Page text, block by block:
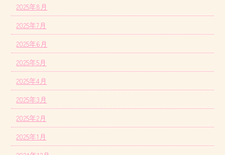
2025年8月
2025年7月
2025年6月
2025年5月
2025年4月
2025年3月
2025年2月
2025年1月